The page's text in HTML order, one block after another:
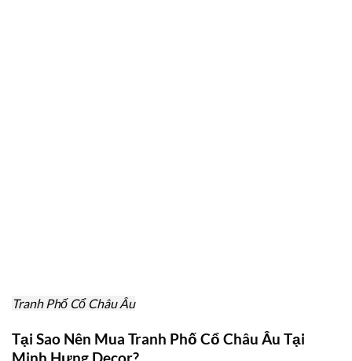
Tranh Phố Cổ Châu Âu
Tại Sao Nên Mua Tranh Phố Cổ Châu Âu Tại